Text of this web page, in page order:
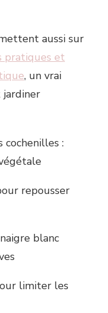
aussi sur
pratiques et
, un vrai
cochenilles :
repousser
blanc
limiter les